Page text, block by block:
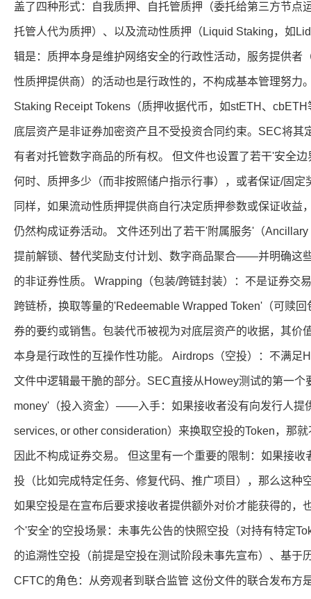
盖了四种形式：自我质押、自托管质押（委托给第三方节点
托管人代为质押）、以及流动性质押（Liquid Staking，如
辑是：质押本身是维护网络安全的行政性活动，服务提供者
性质押提供商）的活动也是行政性的，不构成基本管理努力
Staking Receipt Tokens（质押收据代币，如stETH、
底层资产是非证券加密资产且不受投资合同约束。SEC将其
有者对托管数字商品的所有权。 但文件也设置了若干'安全
何时、质押多少（而非按照储户指示行事），或者保证/固
同样，如果流动性质押提供商自行决定质押参数或保证收益
仍然构成证券活动。 文件还列出了若干'附属服务'（
提前解锁、替代奖励支付计划、数字商品聚合——并明确这
的非证券性质。 Wrapping（包装/跨链封装）：不是证券交
跨链桥，换取等量的'Redeemable Wrapped Token'（可赎
券的要约或销售。包装代币被视为对底层资产的收据，其价
本身是行政性的互操作性功能。 Airdrops（空投）：不满足
文件中逻辑最干脆的部分。SEC直接从Howey测试的第一
money'（投入资金）——入手：如果接收者没有向发行人提
services, or other consideration）来换取空投的Token，那
因此不构成证券交易。 但这里有一个重要的限制：如果接
投（比如完成特定任务、修复代码、推广项目），那么这种
如果空投是在宣布后要求接收者提供额外对价才能获得的，
个'安全'的空投场景：未事先公告的快照空投（对持有特定
的追溯性空投（前提是空投在测试阶段未事先宣布）、基于
CFTC的角色：从旁观者到联合监管 这份文件的联合发布方